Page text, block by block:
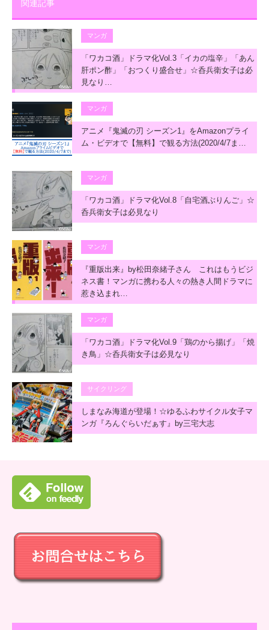
関連記事
マンガ
「ワカコ酒」ドラマ化Vol.3「イカの塩辛」「あん
肝ポン酢」「おつくり盛合せ」☆呑兵衛女子は必
見なり…
マンガ
アニメ『鬼滅の刃 シーズン1』をAmazonプライ
ム・ビデオで【無料】で観る方法(2020/4/7ま…
マンガ
「ワカコ酒」ドラマ化Vol.8「自宅酒ぶりんご」☆
呑兵衛女子は必見なり
マンガ
『重版出来』by松田奈緒子さん これはもうビジ
ネス書！マンガに携わる人々の熱き人間ドラマに
惹き込まれ…
マンガ
「ワカコ酒」ドラマ化Vol.9「鶏のから揚げ」「焼
き鳥」☆呑兵衛女子は必見なり
サイクリング
しまなみ海道が登場！☆ゆるふわサイクル女子マ
ンガ『ろんぐらいだぁす』by三宅大志